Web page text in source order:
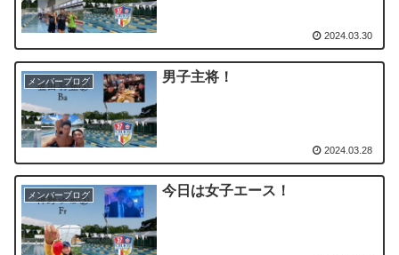
2024.03.30
メンバーブログ 男子主将！
2024.03.28
メンバーブログ 今日は女子エース！